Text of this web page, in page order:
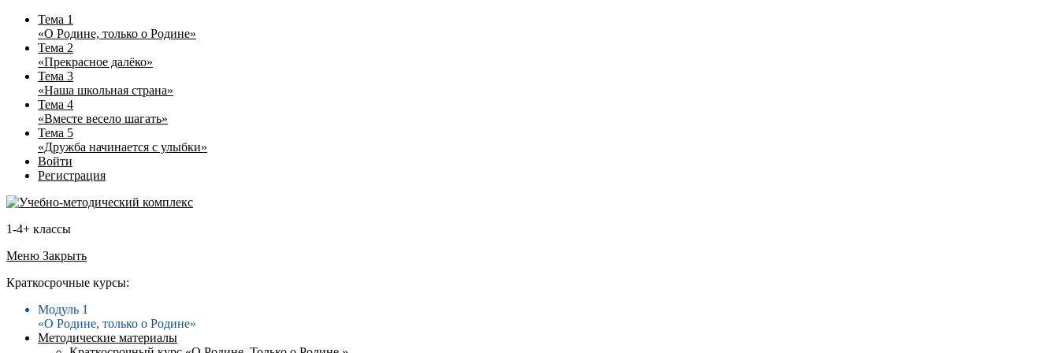
Тема 1
«О Родине, только о Родине»
Тема 2
«Прекрасное далёко»
Тема 3
«Наша школьная страна»
Тема 4
«Вместе весело шагать»
Тема 5
«Дружба начинается с улыбки»
Войти
Регистрация
1-4+ классы
Меню Закрыть
Краткосрочные курсы:
Модуль 1
«О Родине, только о Родине»
Методические материалы